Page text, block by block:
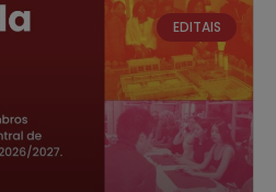
EDITAIS